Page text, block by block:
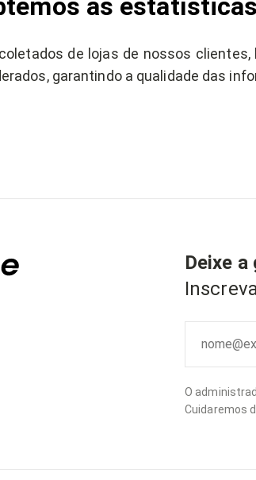
as
de lojas de nossos
garantindo a qualidade das
Deixe
O
Cuidaremos